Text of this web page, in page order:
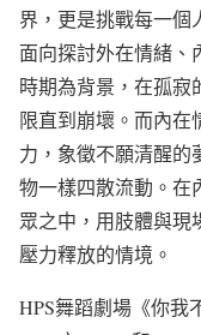
界，更是挑戰每一個
面向探討外在情緒、
時期為背景，在孤寂
限直到崩壞。而內在
力，象徵不願清醒的
物一樣四散流動。在
眾之中，用肢體與現
壓力釋放的情境。
HPS舞蹈劇場《你我